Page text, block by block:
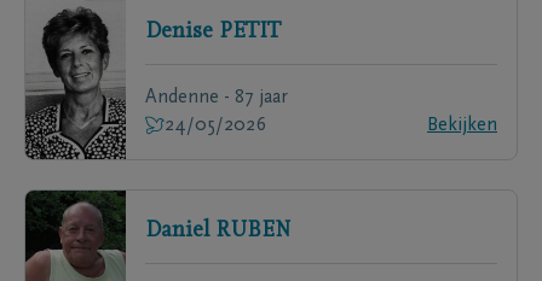
Denise PETIT
Andenne - 87 jaar
24/05/2026
Bekijken
Daniel RUBEN